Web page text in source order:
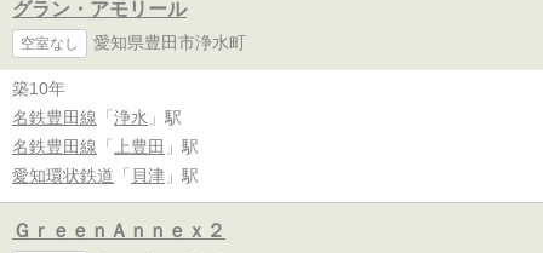
グラン・アモリール
空室なし 愛知県豊田市浄水町
築10年
名鉄豊田線 「 浄水 」駅
名鉄豊田線 「 上豊田 」駅
愛知環状鉄道 「 貝津 」駅
ＧｒｅｅｎＡｎｎｅｘ２